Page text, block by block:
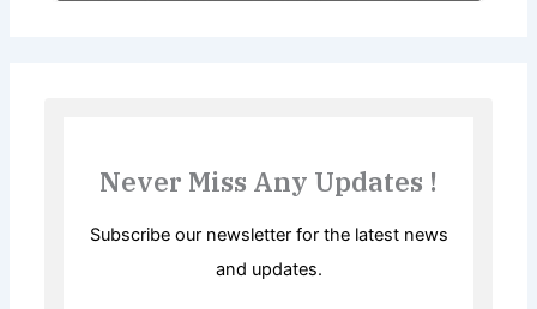
Never Miss Any Updates !
Subscribe our newsletter for the latest news
and updates.